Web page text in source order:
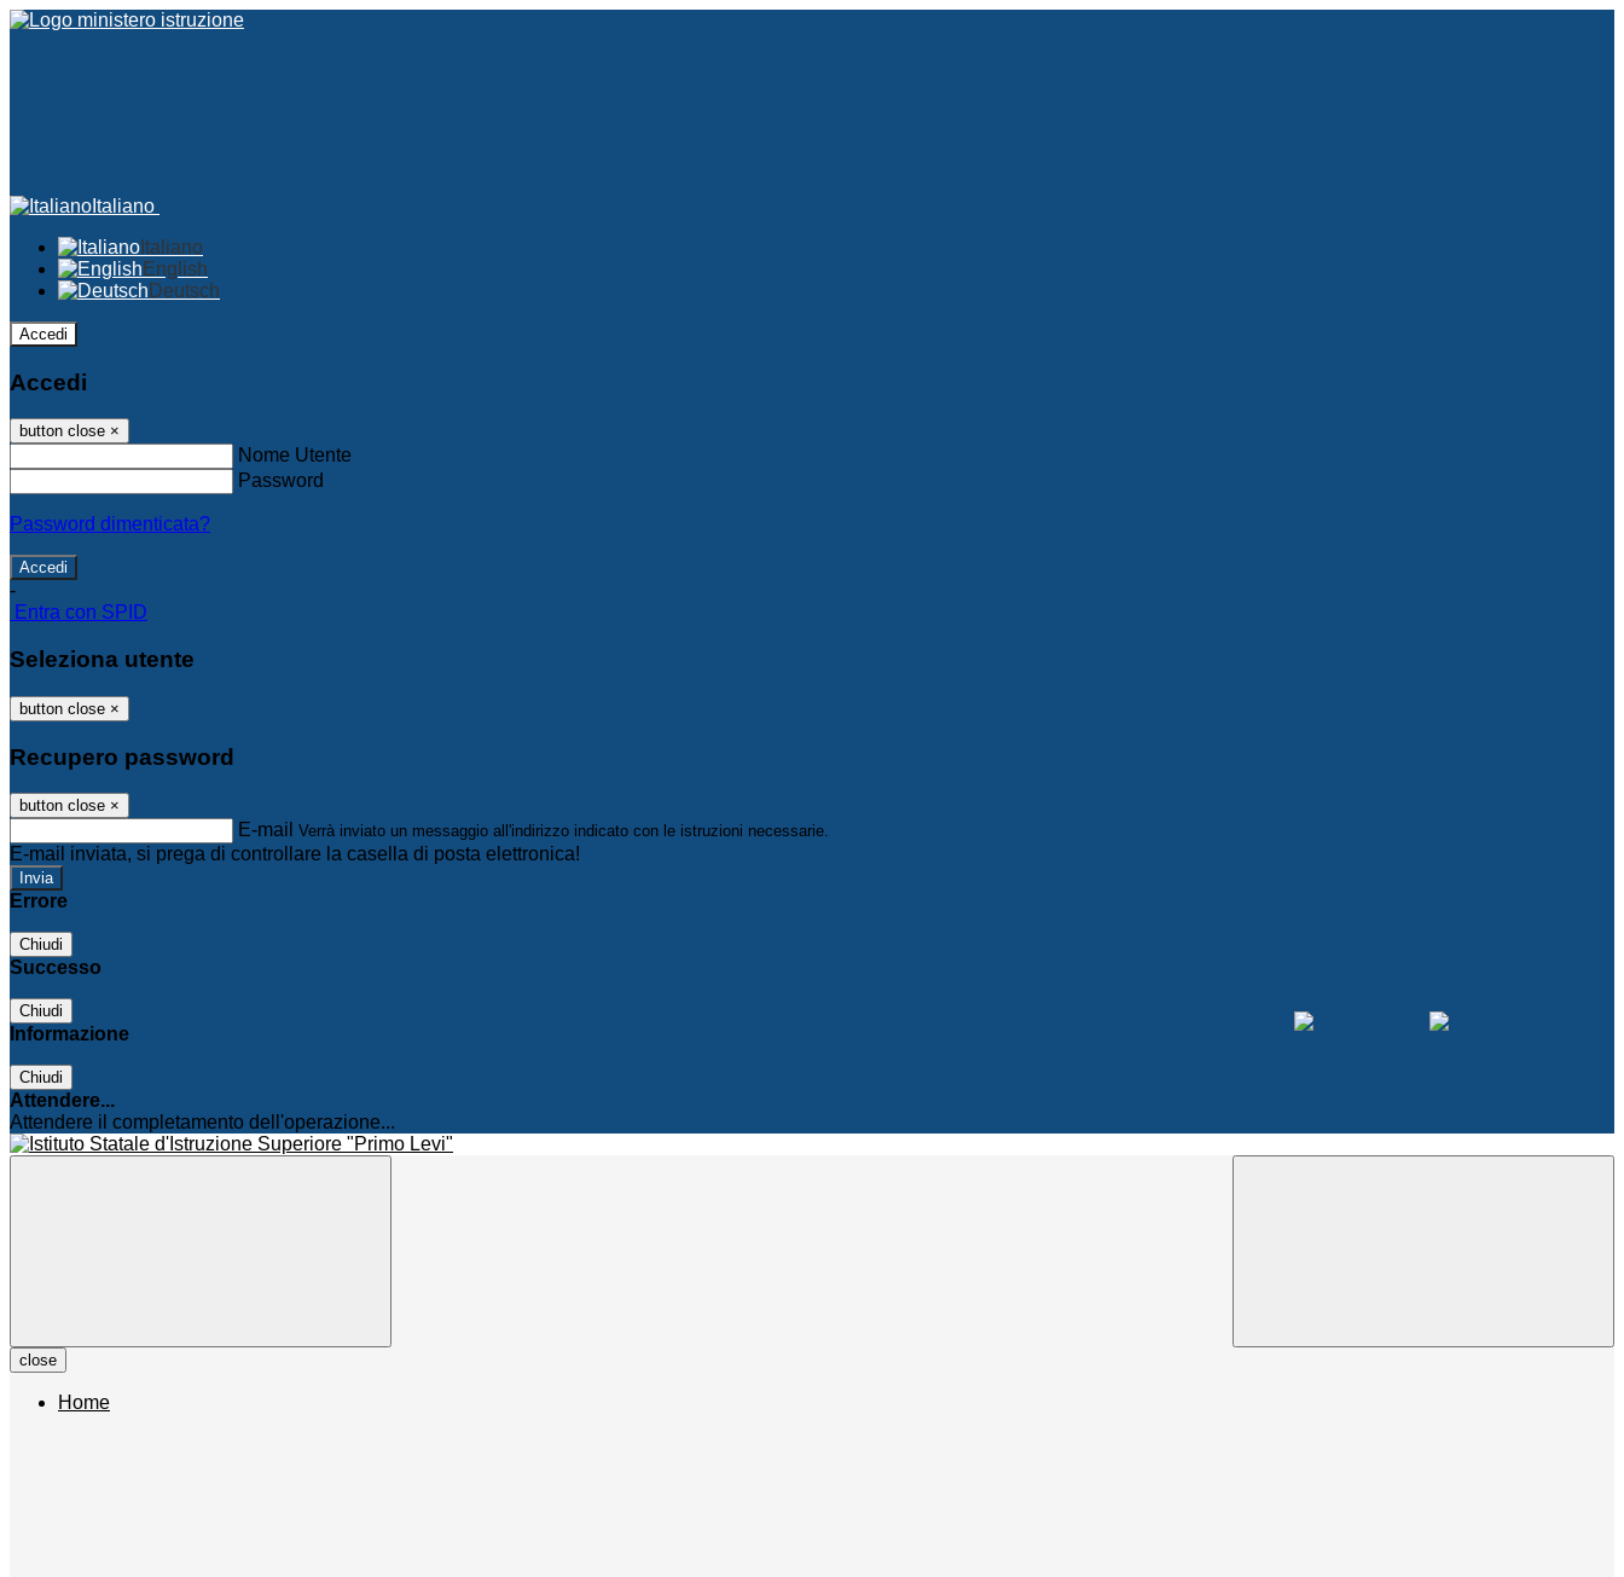
Italiano
Italiano
English
Deutsch
Accedi
Accedi
button close ×
Nome Utente
Password
Password dimenticata?
-
Entra con SPID
Seleziona utente
button close ×
Recupero password
button close ×
E-mail Verrà inviato un messaggio all'indirizzo indicato con le istruzioni necessarie.
E-mail inviata, si prega di controllare la casella di posta elettronica!
Errore
Chiudi
Successo
Chiudi
Informazione
Chiudi
Attendere...
Attendere il completamento dell'operazione...
close
Home